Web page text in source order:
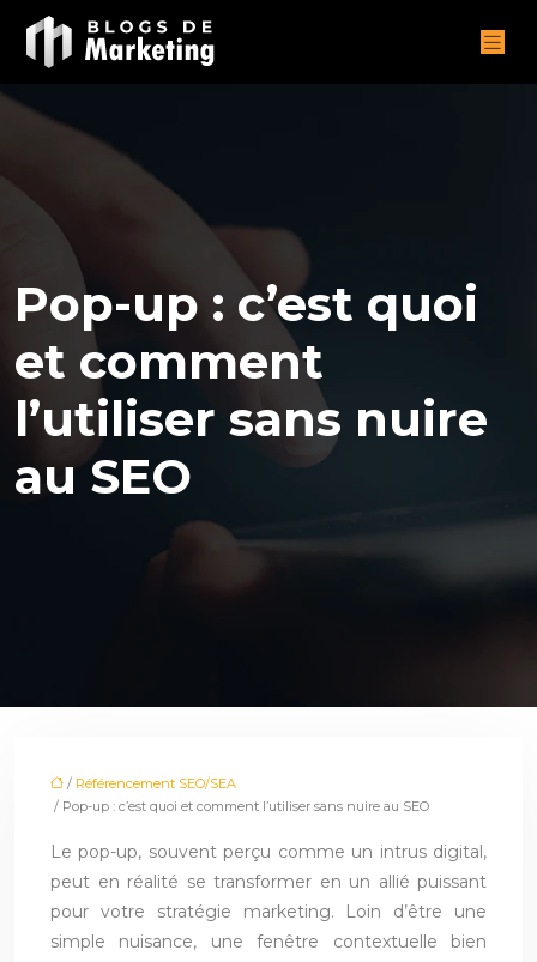
Pop-up : c’est quoi
et comment
l’utiliser sans nuire
au SEO
/ Référencement SEO/SEA
/ Pop-up : c’est quoi et comment l’utiliser sans nuire au SEO
Le pop-up, souvent perçu comme un intrus digital,
peut en réalité se transformer en un allié puissant
pour votre stratégie marketing. Loin d’être une
simple nuisance, une fenêtre contextuelle bien